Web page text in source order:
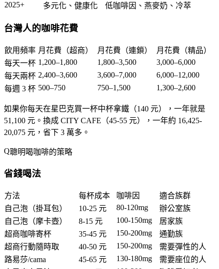
2025+
多元化、健康化 低咖啡因、燕麥奶、冷萃
台灣人的咖啡花費
飲用頻率 月花費（超商） 月花費（連鎖）
月花費（精品）
每天一杯 1,200–1,800 1,800–3,500
3,000–6,000
每天兩杯 2,400–3,600 3,600–7,000
6,000–12,000
每週 3 杯 500–750 750–1,500 1,300–2,600
如果你每天在星巴克買一杯中杯拿鐵（140 元），一年就是
51,100 元。換成 CITY CAFE（45-55 元），一年約 16,425-
20,075 元，省下 3 萬多。
聰明喝咖啡的策略
省錢喝法
方法 每杯成本 咖啡因
適合族群
自己泡（掛耳包）
10-25 元 80-120mg
辦公室族
自己泡（摩卡壺）
8-15 元 100-150mg
居家族
超商咖啡寄杯
35-45 元 150-200mg
通勤族
超商行動隨時取
40-50 元 150-200mg
需要彈性的人
路易莎/cama
45-65 元 130-180mg
需要座位的人